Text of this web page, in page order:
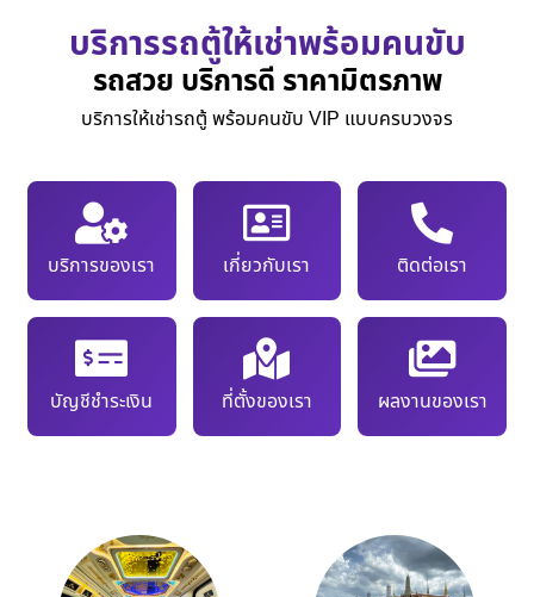
บริการรถตู้ให้เช่าพร้อมคนขับ
รถสวย บริการดี ราคามิตรภาพ
บริการให้เช่ารถตู้ พร้อมคนขับ VIP แบบครบวงจร
บริการของเรา เกี่ยวกับเรา ติดต่อเรา
บัญชีชำระเงิน ที่ตั้งของเรา ผลงานของเรา